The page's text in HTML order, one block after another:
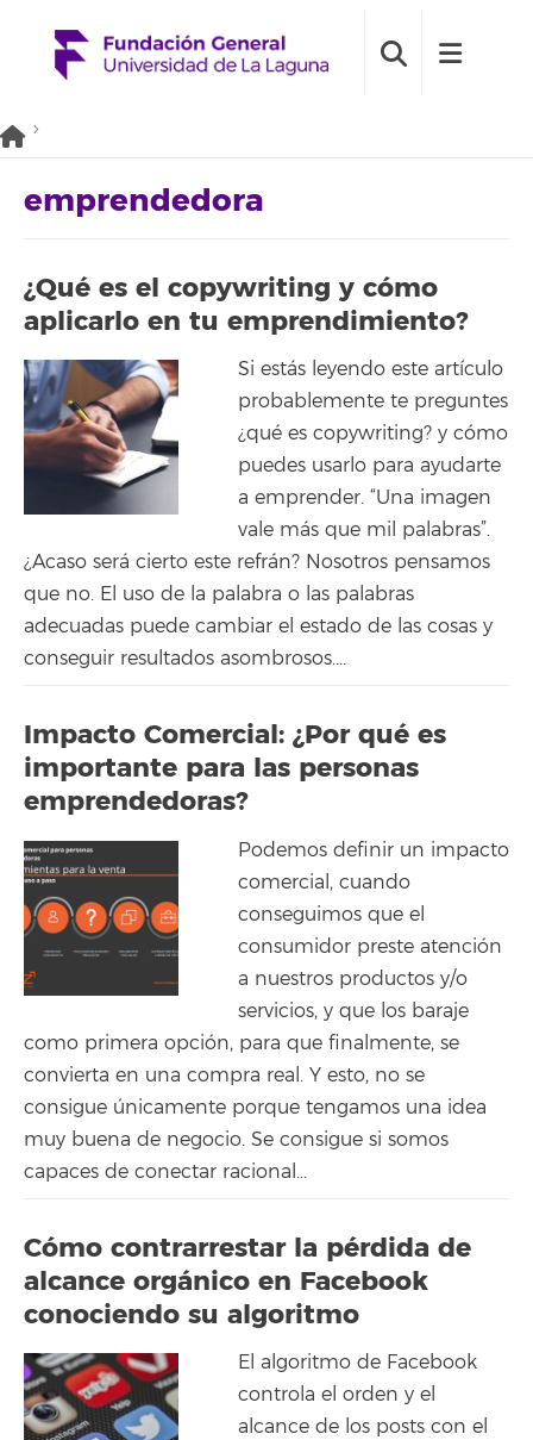
emprendedora
¿Qué es el copywriting y cómo
aplicarlo en tu emprendimiento?
Si estás leyendo este artículo
probablemente te preguntes
¿qué es copywriting? y cómo
puedes usarlo para ayudarte
a emprender. “Una imagen
vale más que mil palabras”.
¿Acaso será cierto este refrán? Nosotros pensamos
que no. El uso de la palabra o las palabras
adecuadas puede cambiar el estado de las cosas y
conseguir resultados asombrosos....
Impacto Comercial: ¿Por qué es
importante para las personas
emprendedoras?
Podemos definir un impacto
comercial, cuando
conseguimos que el
consumidor preste atención
a nuestros productos y/o
servicios, y que los baraje
como primera opción, para que finalmente, se
convierta en una compra real. Y esto, no se
consigue únicamente porque tengamos una idea
muy buena de negocio. Se consigue si somos
capaces de conectar racional...
Cómo contrarrestar la pérdida de
alcance orgánico en Facebook
conociendo su algoritmo
El algoritmo de Facebook
controla el orden y el
alcance de los posts con el